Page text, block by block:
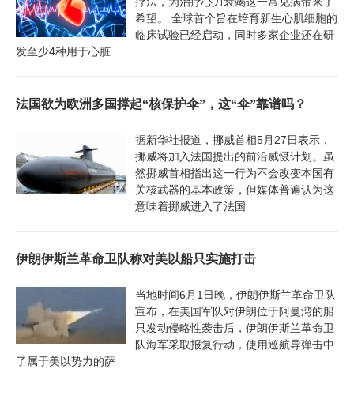
希望。 全球首个旨在培育新生心肌细胞的
临床试验已经启动，同时多家企业还在研
发至少4种用于心脏
法国欲为欧洲多国撑起“核保护伞”，这“伞”靠谱吗？
据新华社报道，挪威首相5月27日表示，
挪威将加入法国提出的前沿威慑计划。虽
然挪威首相指出这一行为不会改变本国有
关核武器的基本政策，但媒体普遍认为这
意味着挪威进入了法国
伊朗伊斯兰革命卫队称对美以船只实施打击
当地时间6月1日晚，伊朗伊斯兰革命卫队
宣布，在美国军队对伊朗位于阿曼湾的船
只发动侵略性袭击后，伊朗伊斯兰革命卫
队海军采取报复行动，使用巡航导弹击中
了属于美以势力的萨